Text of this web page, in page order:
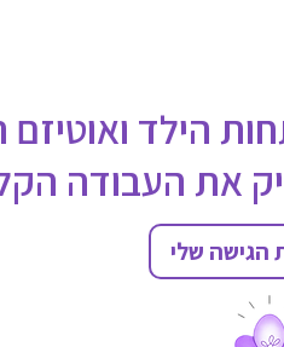
הילד
את העבודה
הגישה שלי